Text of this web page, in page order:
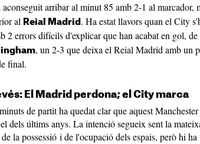
aconseguit arribar al minut 85 amb 2-1 al marcador,
al Reial Madrid . Ha estat llavors quan el City
2 errors difícils d'explicar que han acabat en gol, de
, un 2-3 que deixa el Reial Madrid amb un
final.
El Madrid perdona; el City marca
de partit ha quedat clar que aquest
dels últims anys. La intenció segueix sent la
la possessió i de l'ocupació dels espais, però hi ha